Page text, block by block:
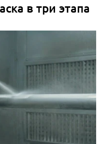
в три этапа